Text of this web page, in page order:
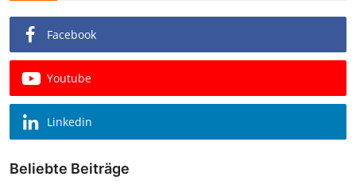
Beiträge
Vorproduktion
Facebook
Youtube
Linkedin
Beliebte Beiträge